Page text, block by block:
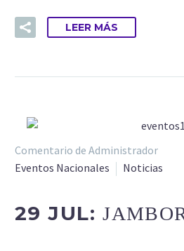
LEER MÁS
Comentario de Administrador
Eventos Nacionales
Noticias
29 JUL: